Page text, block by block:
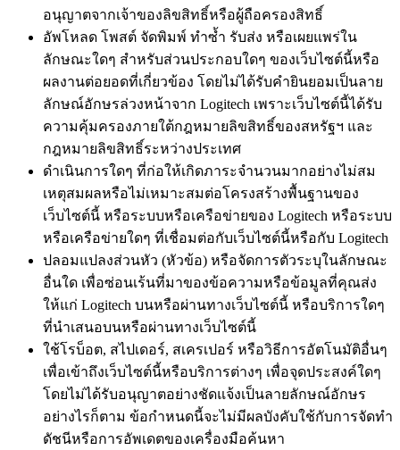
อนุญาตจากเจ้าของลิขสิทธิ์หรือผู้ถือครองสิทธิ์
อัพโหลด โพสต์ จัดพิมพ์ ทำซ้ำ รับส่ง หรือเผยแพร่ใน
ลักษณะใดๆ สำหรับส่วนประกอบใดๆ ของเว็บไซต์นี้หรือ
ผลงานต่อยอดที่เกี่ยวข้อง โดยไม่ได้รับคำยินยอมเป็นลาย
ลักษณ์อักษรล่วงหน้าจาก Logitech เพราะเว็บไซต์นี้ได้รับ
ความคุ้มครองภายใต้กฎหมายลิขสิทธิ์ของสหรัฐฯ และ
กฎหมายลิขสิทธิ์ระหว่างประเทศ
ดำเนินการใดๆ ที่ก่อให้เกิดภาระจำนวนมากอย่างไม่สม
เหตุสมผลหรือไม่เหมาะสมต่อโครงสร้างพื้นฐานของ
เว็บไซต์นี้ หรือระบบหรือเครือข่ายของ Logitech หรือระบบ
หรือเครือข่ายใดๆ ที่เชื่อมต่อกับเว็บไซต์นี้หรือกับ Logitech
ปลอมแปลงส่วนหัว (หัวข้อ) หรือจัดการตัวระบุในลักษณะ
อื่นใด เพื่อซ่อนเร้นที่มาของข้อความหรือข้อมูลที่คุณส่ง
ให้แก่ Logitech บนหรือผ่านทางเว็บไซต์นี้ หรือบริการใดๆ
ที่นำเสนอบนหรือผ่านทางเว็บไซต์นี้
ใช้โรบ็อต, สไปเดอร์, สเครเปอร์ หรือวิธีการอัตโนมัติอื่นๆ
เพื่อเข้าถึงเว็บไซต์นี้หรือบริการต่างๆ เพื่อจุดประสงค์ใดๆ
โดยไม่ได้รับอนุญาตอย่างชัดแจ้งเป็นลายลักษณ์อักษร
อย่างไรก็ตาม ข้อกำหนดนี้จะไม่มีผลบังคับใช้กับการจัดทำ
ดัชนีหรือการอัพเดตของเครื่องมือค้นหา